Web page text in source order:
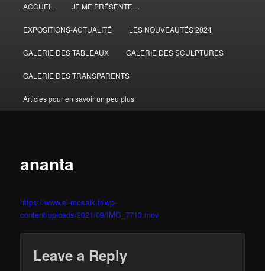
ACCUEIL JE ME PRÉSENTE…
EXPOSITIONS-ACTUALITÉ LES NOUVEAUTÉS 2024
GALERIE DES TABLEAUX GALERIE DES SCULPTURES
GALERIE DES TRANSPARENTS
Articles pour en savoir un peu plus
ananta
https://www.el-mosaik.fr/wp-
content/uploads/2021/09/IMG_7713.mov
Leave a Reply